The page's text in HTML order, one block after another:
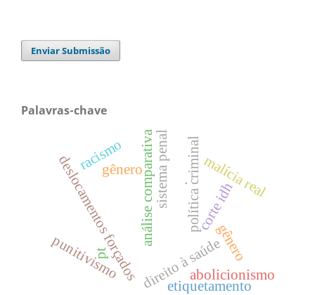
Enviar Submissão
Palavras-chave
análise comparativa
deslocamentos forçadosdireito à saúde
gênero
pt
.
punitivismo gênero
racismo sistema penal política criminal
abolicionismo
etiquetamento
corte idh
malícia real